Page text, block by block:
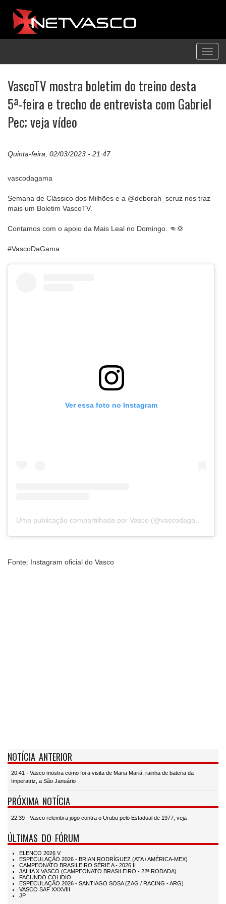
VascoTV mostra boletim do treino desta
5ª-feira e trecho de entrevista com Gabriel
Pec; veja vídeo
Quinta-feira, 02/03/2023 - 21:47
vascodagama
Semana de Clássico dos Milhões e a @deborah_scruz nos traz
mais um Boletim VascoTV.
Contamos com o apoio da Mais Leal no Domingo. 👊💢
#VascoDaGama
Ver essa foto no Instagram
Uma publicação compartilhada por Vasco (@vascodagama)
Fonte: Instagram oficial do Vasco
NOTÍCIA ANTERIOR
20:41 - Vasco mostra como foi a visita de Maria Mariá, rainha de bateria da
Imperatriz, a São Januário
PRÓXIMA NOTÍCIA
22:39 - Vasco relembra jogo contra o Urubu pelo Estadual de 1977; veja
ÚLTIMAS DO FÓRUM